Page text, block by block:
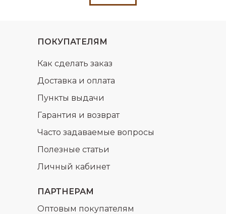
ПАРТНЕРАМ
Оптовым покупателям
ПОКУПАТЕЛЯМ
Доставка и оплата
Часто задаваемые вопросы
Гарантия и возврат
Полезные статьи
Пункты выдачи
Как сделать заказ
Личный кабинет